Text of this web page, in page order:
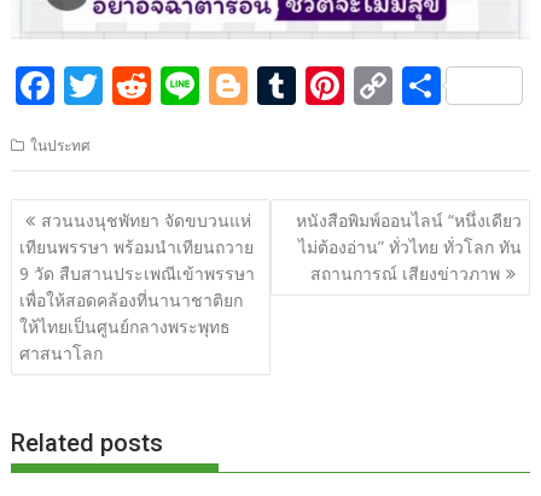
F
e
b
o
o
k
T
itt
er
R
d
di
t
Li
e
Bl
g
g
er
T
m
bl
r
Pi
er
e
st
C
p
y
Li
n
S
ar
e
ในประทศ
แนะแนว
เรื่อง
สวนนงนุชพัทยา จัดขบวนแห่
เทียนพรรษา พร้อมนำเทียนถวาย
9 วัด สืบสานประเพณีเข้าพรรษา
เพื่อให้สอดคล้องที่นานาชาติยก
ให้ไทยเป็นศูนย์กลางพระพุทธ
ศาสนาโลก
หนังสือพิมพ์ออนไลน์ “หนึ่งเดียว
ไม่ต้องอ่าน” ทั่วไทย ทั่วโลก ทัน
สถานการณ์ เสียงข่าวภาพ
Related posts